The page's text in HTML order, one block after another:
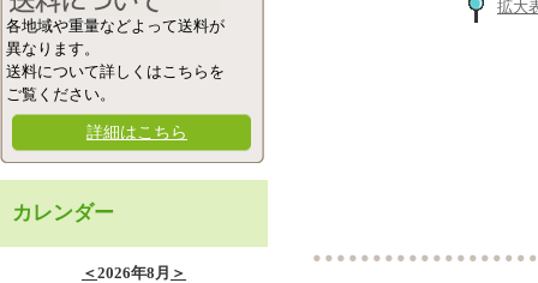
各地域や重量などよって送料が
異なります。
送料について詳しくはこちらを
ご覧ください。
詳細はこちら
カレンダー
＜2026年8月 ＞
拡大